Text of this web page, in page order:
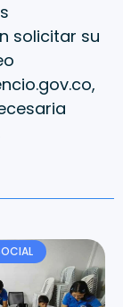
solicitar su